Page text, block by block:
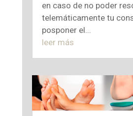
en caso de no poder
telemáticamente tu
posponer el...
leer más